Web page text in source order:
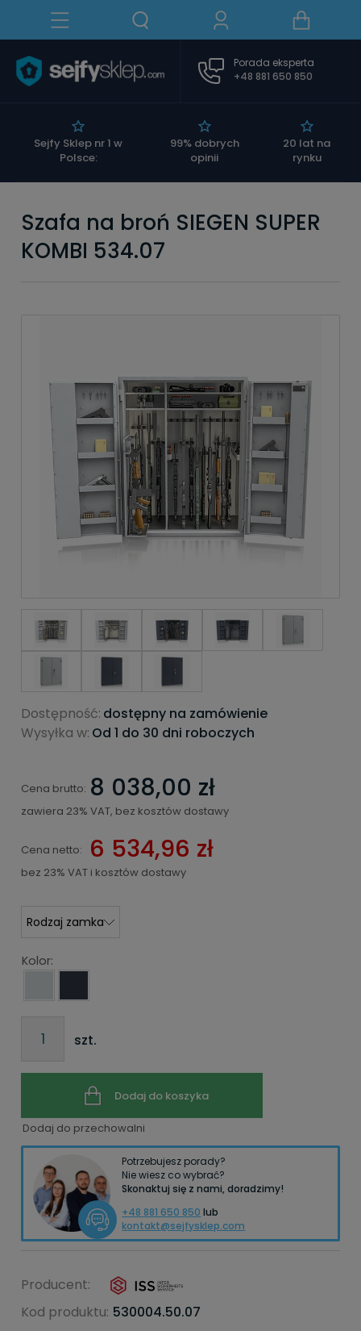
Sejfy Sklep nr 1 w
Polsce:
99% dobrych
opinii
20 lat na
rynku
Porada eksperta
+48 881 650 850
Szafa na broń SIEGEN SUPER
KOMBI 534.07
Dostępność: dostępny na zamówienie
Wysyłka w: Od 1 do 30 dni roboczych
Cena brutto: 8 038,00 zł
zawiera 23% VAT, bez kosztów dostawy
Cena netto: 6 534,96 zł
bez 23% VAT i kosztów dostawy
Kolor:
szt.
Dodaj do koszyka
Dodaj do przechowalni
Potrzebujesz porady?
Nie wiesz co wybrać?
Skonaktuj się z nami, doradzimy!
+48 881 650 850 lub
kontakt@sejfysklep.com
Producent:
Kod produktu: 530004.50.07